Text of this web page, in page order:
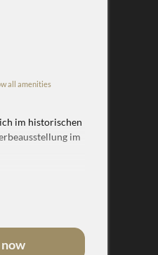
all amenities
im historischen
im
und